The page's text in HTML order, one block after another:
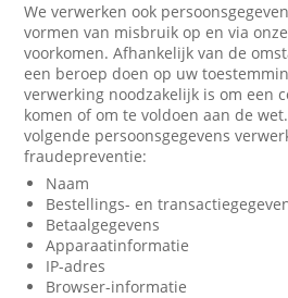
We verwerken ook
vormen van misbruik op en via
voorkomen. Afhankelijk van de
een beroep doen op uw
verwerking noodzakelijk is om een
komen of om te voldoen aan de
volgende persoonsgegevens
fraudepreventie:
Naam
Bestellings- en
Betaalgegevens
Apparaatinformatie
IP-adres
Browser-informatie